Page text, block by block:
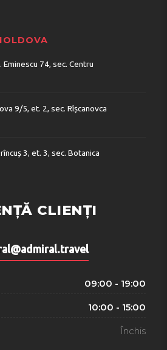
Eminescu 74, sec. Centru
9/5, et. 2, sec. Rîșcanovca
3, et. 3, sec. Botanica
CLIENȚI
09:00 - 19:00
10:00 - 15:00
Închis